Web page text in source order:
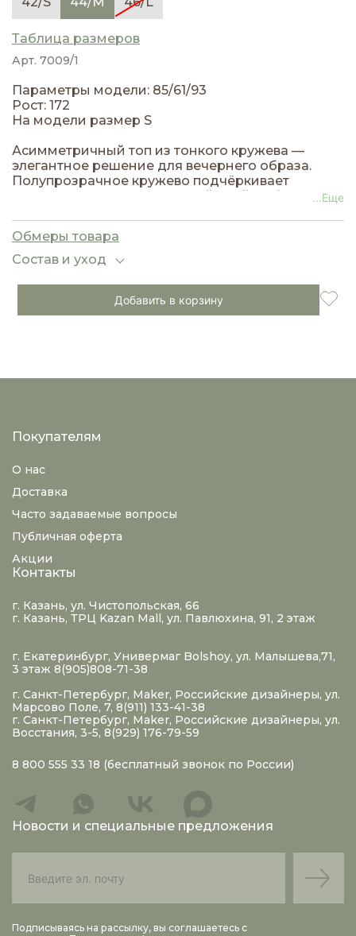
Таблица размеров
Добавить в корзину
Арт. 7009/1
Параметры модели: 85/61/93
Рост: 172
На модели размер S
Асимметричный топ из тонкого кружева —
элегантное решение для вечернего образа.
Полупрозрачное кружево подчёркивает
изящество, а асимметричный крой добавляет
бретельки обеспечивают комфортную посадку
по фигуре.
...Еще
Обмеры товара
Состав и уход
Покупателям
О нас
Доставка
Часто задаваемые вопросы
Публичная оферта
Акции
Контакты
г. Казань, ул. Чистопольская, 66
г. Казань, ТРЦ Kazan Mall, ул. Павлюхина, 91, 2 этаж
г. Екатеринбург, Универмаг Bolshoy, ул. Малышева,71,
3 этаж 8(905)808-71-38
г. Санкт-Петербург, Maker, Российские дизайнеры, ул.
Марсово Поле, 7, 8(911) 133-41-38
г. Санкт-Петербург, Maker, Российские дизайнеры, ул.
Восстания, 3-5, 8(929) 176-79-59
8 800 555 33 18 (бесплатный звонок по России)
Новости и специальные предложения
Подписываясь на рассылку, вы соглашаетесь с